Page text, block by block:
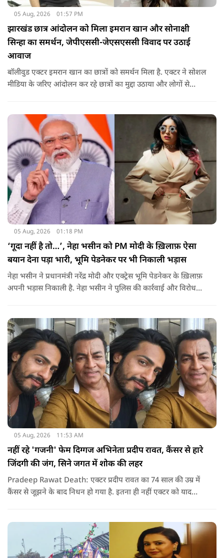
05 Aug, 2026 01:57 PM
झारखंड छात्र आंदोलन को मिला इमरान खान और सोनाक्षी
सिन्हा का समर्थन, जेपीएससी-जेएसएससी विवाद पर उठाई
आवाज
बॉलीवुड एक्टर इमरान खान का छात्रों को समर्थन मिला है. एक्टर ने सोशल
मीडिया के जरिए आंदोलन कर रहे छात्रों का मुद्दा उठाया और लोगों से
05 Aug, 2026 01:18 PM
‘गूदा नहीं है तो…’, नेहा भसीन को PM मोदी के ख़िलाफ़ ऐसा
बयान देना पड़ा भारी, भूमि पेडनेकर पर भी निकाली भड़ास
नेहा भसीन ने प्रधानमंत्री नरेंद्र मोदी और एक्ट्रेस भूमि पेडनेकर के ख़िलाफ़
अपनी भड़ास निकाली है. नेहा भसीन ने पुलिस की कार्रवाई और विरोध
05 Aug, 2026 11:53 AM
नहीं रहे 'गजनी' फेम दिग्गज अभिनेता प्रदीप रावत, कैंसर से हारे
जिंदगी की जंग, सिने जगत में शोक की लहर
Pradeep Rawat Death: एक्टर प्रदीप रावत का 74 साल की उम्र में
कैंसर से जूझने के बाद निधन हो गया है. इतना ही नहीं एक्टर को याद